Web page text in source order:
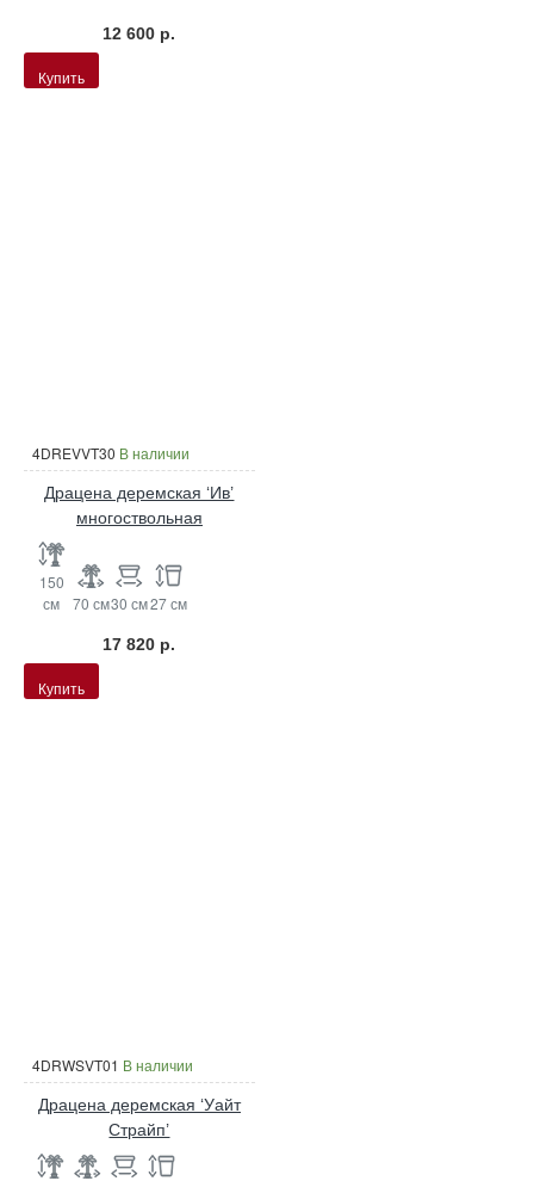
12 600 р.
Купить
4DREVVT30 В наличии
Драцена деремская ‘Ив’
многоствольная
150
см
70 см30 см27 см
17 820 р.
Купить
4DRWSVT01 В наличии
Драцена деремская ‘Уайт
Страйп’